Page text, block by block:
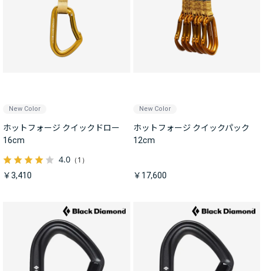
New Color
ホットフォージ クイックドロー
16cm
4.0 （1）
￥3,410
New Color
ホットフォージ クイックパック
12cm
￥17,600